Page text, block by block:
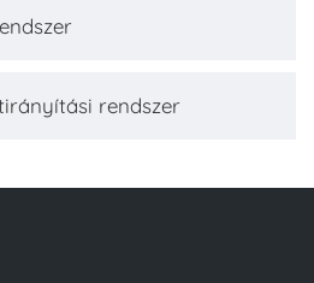
rendszer